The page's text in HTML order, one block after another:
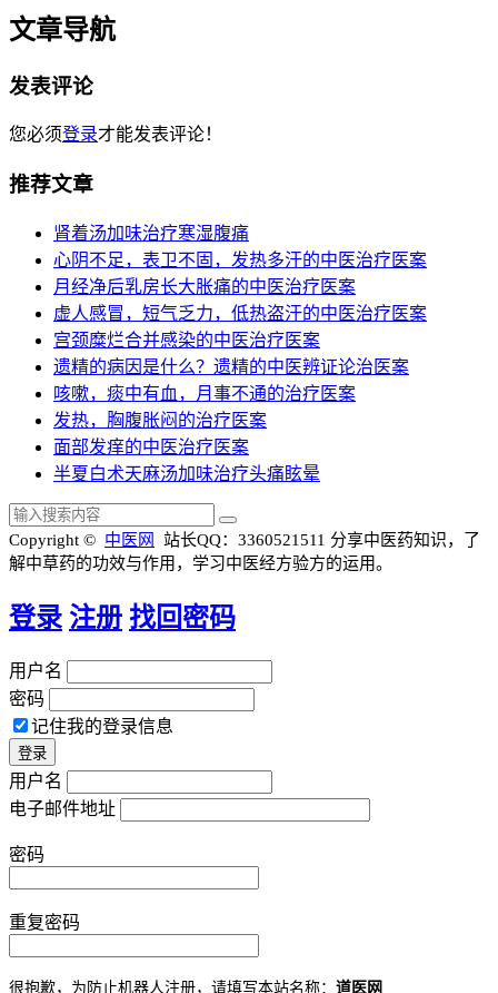
文章导航
发表评论
您必须登录才能发表评论！
推荐文章
肾着汤加味治疗寒湿腹痛
心阴不足，表卫不固，发热多汗的中医治疗医案
月经净后乳房长大胀痛的中医治疗医案
虚人感冒，短气乏力，低热盗汗的中医治疗医案
宫颈糜烂合并感染的中医治疗医案
遗精的病因是什么？遗精的中医辨证论治医案
咳嗽，痰中有血，月事不通的治疗医案
发热，胸腹胀闷的治疗医案
面部发痒的中医治疗医案
半夏白术天麻汤加味治疗头痛眩晕
Copyright © 中医网 站长QQ：3360521511 分享中医药知识，了
解中草药的功效与作用，学习中医经方验方的运用。
登录 注册 找回密码
用户名
密码
记住我的登录信息
用户名
电子邮件地址
密码
重复密码
很抱歉，为防止机器人注册，请填写本站名称： 道医网